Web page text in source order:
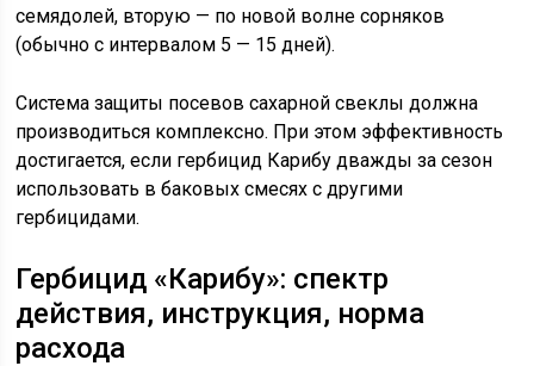
семядолей, вторую — по новой волне сорняков
(обычно с интервалом 5 — 15 дней).
Система защиты посевов сахарной свеклы должна
производиться комплексно. При этом эффективность
достигается, если гербицид Карибу дважды за сезон
использовать в баковых смесях с другими
гербицидами.
Гербицид «Карибу»: спектр
действия, инструкция, норма
расхода